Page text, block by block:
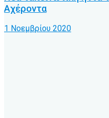
Αχέροντα
1 Νοεμβρίου 2020